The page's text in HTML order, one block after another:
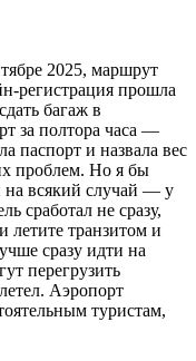
2025, маршрут
регистрация прошла
багаж в
за полтора часа —
паспорт и назвала вес
проблем. Но я бы
на всякий случай — у
сработал не сразу,
транзитом и
сразу идти на
перегрузить
Аэропорт
туристам,